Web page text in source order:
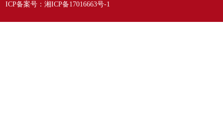
ICP备案号： 湘ICP备17016663号-1